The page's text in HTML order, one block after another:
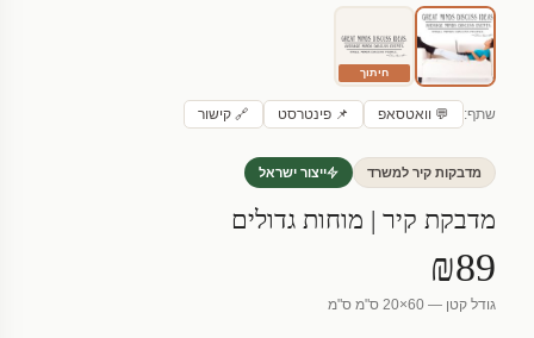
חיתוך
שתף: 💬 וואטסאפ 📌 פינטרסט 🔗 קישור
מדבקות קיר למשרד ייצור ישראל
מדבקת קיר | מוחות גדולים
₪89
גודל קטן — 60×20 ס"מ ס"מ